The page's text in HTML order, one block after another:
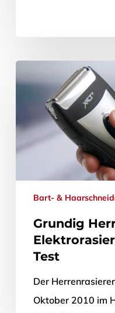
Bart- &
Grundig
Test
Der
Oktober 2010 im